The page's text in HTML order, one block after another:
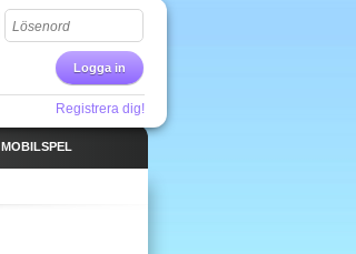
Lösenord
Logga in
Registrera dig!
MOBILSPEL